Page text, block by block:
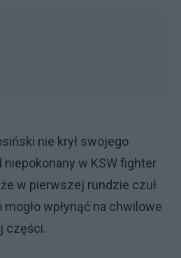
nie krył swojego
w KSW fighter
w pierwszej rundzie czuł
wpłynąć na chwilowe
części.